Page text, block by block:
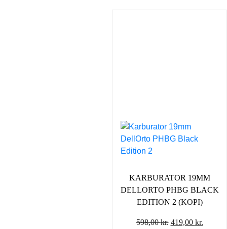
KARBURATOR 19MM
DELLORTO PHBG BLACK
EDITION 2 (KOPI)
598,00kr. Den
419,00 kr.